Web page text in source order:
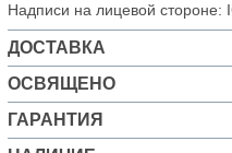
Надписи на лицевой стороне:
ДОСТАВКА
ОСВЯЩЕНО
ГАРАНТИЯ